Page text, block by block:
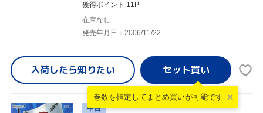
獲得ポイント 11P
在庫なし
発売年月日：2006/11/22
入荷したら知りたい
巻数を指定して まとめ買いが可能です
中古